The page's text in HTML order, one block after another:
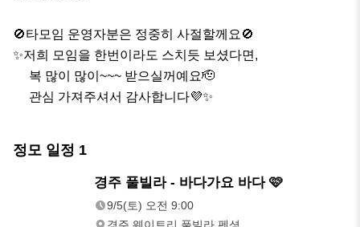
🚫타모임 운영자분은 정중히 사절할께요🚫
✨️저희 모임을 한번이라도 스치듯 보셨다면,
     관심 가져주셔서 감사합니다💜✨️
정모 일정 1
경주 풀빌라 - 바다가요 바다 🩷
9/5(토) 오전 9:00